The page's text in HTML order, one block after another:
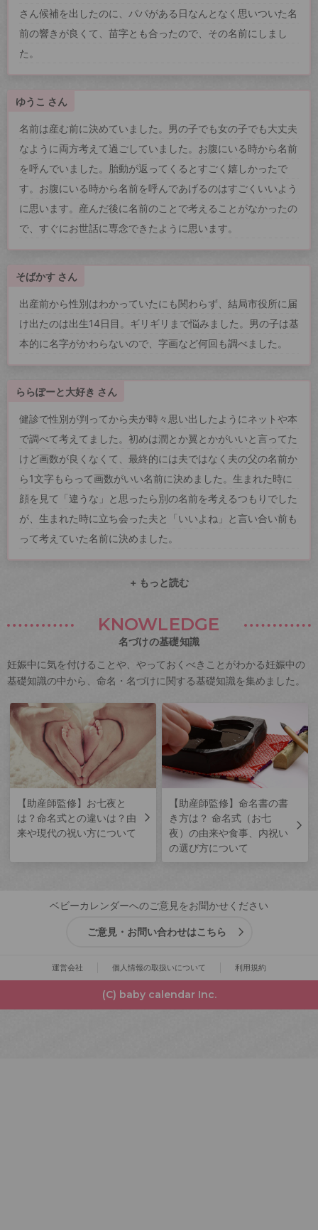
さん候補を出したのに、パパがある日なんとなく思いついた名
前の響きが良くて、苗字とも合ったので、その名前にしまし
た。
ゆうこ さん
名前は産む前に決めていました。男の子でも女の子でも大丈夫
なように両方考えて過ごしていました。お腹にいる時から名前
を呼んでいました。胎動が返ってくるとすごく嬉しかったで
す。お腹にいる時から名前を呼んであげるのはすごくいいよう
に思います。産んだ後に名前のことで考えることがなかったの
で、すぐにお世話に専念できたように思います。
そばかす さん
出産前から性別はわかっていたにも関わらず、結局市役所に届
け出たのは出生14日目。ギリギリまで悩みました。男の子は基
本的に名字がかわらないので、字画など何回も調べました。
ららぽーと大好き さん
健診で性別が判ってから夫が時々思い出したようにネットや本
で調べて考えてました。初めは潤とか翼とかがいいと言ってた
けど画数が良くなくて、最終的には夫ではなく夫の父の名前か
ら1文字もらって画数がいい名前に決めました。生まれた時に
顔を見て「違うな」と思ったら別の名前を考えるつもりでした
が、生まれた時に立ち会った夫と「いいよね」と言い合い前も
って考えていた名前に決めました。
+ もっと読む
KNOWLEDGE
名づけの基礎知識
妊娠中に気を付けることや、やっておくべきことがわかる妊娠中の
基礎知識の中から、命名・名づけに関する基礎知識を集めました。
【助産師監修】お七夜と
は？命名式との違いは？由
来や現代の祝い方について
【助産師監修】命名書の書
き方は？ 命名式（お七
夜）の由来や食事、内祝い
の選び方について
ベビーカレンダーへのご意見をお聞かせください
ご意見・お問い合わせはこちら
運営会社 個人情報の取扱いについて 利用規約
(C) baby calendar Inc.